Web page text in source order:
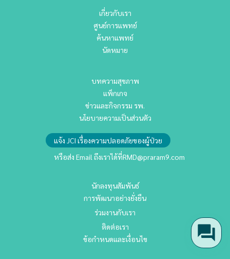
เกี่ยวกับเรา
ศูนย์การแพทย์
ค้นหาแพทย์
นัดหมาย
บทความสุขภาพ
แพ็กเกจ
ข่าวและกิจกรรม รพ.
นโยบายความเป็นส่วนตัว
แจ้ง JCI เรื่องความปลอดภัยของผู้ป่วย
หรือส่ง Email ถึงเราได้ที่RMD@praram9.com
นักลงทุนสัมพันธ์
การพัฒนาอย่างยั่งยืน
ร่วมงานกับเรา
ติดต่อเรา
ข้อกำหนดและเงื่อนไข